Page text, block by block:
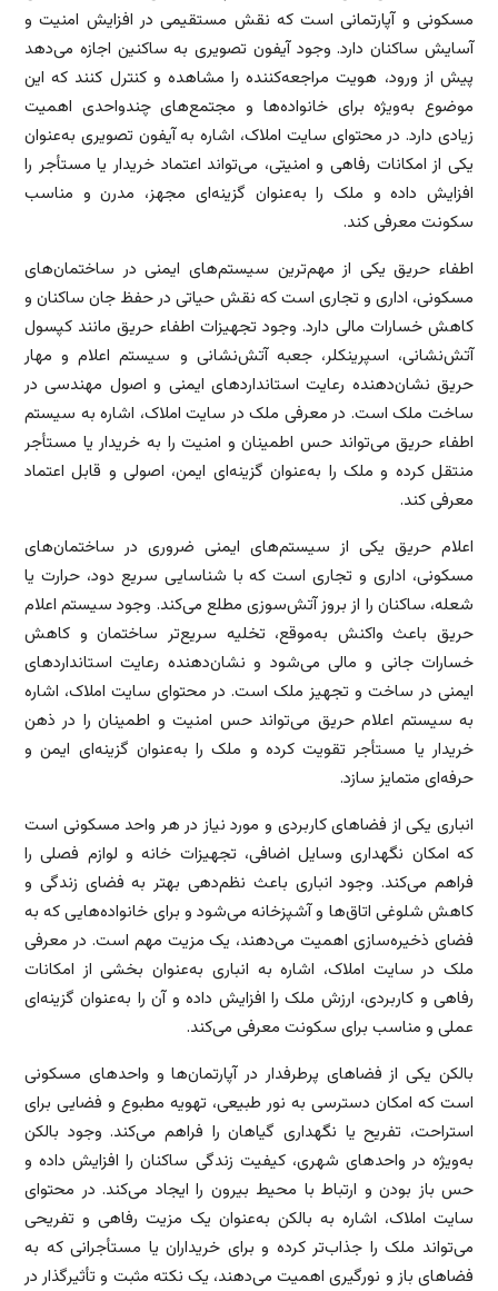
مسکونی و آپارتمانی است که نقش مستقیمی در افزایش امنیت و
آسایش ساکنان دارد. وجود آیفون تصویری به ساکنین اجازه می‌دهد
پیش از ورود، هویت مراجعه‌کننده را مشاهده و کنترل کنند که این
موضوع به‌ویژه برای خانواده‌ها و مجتمع‌های چندواحدی اهمیت
زیادی دارد. در محتوای سایت املاک، اشاره به آیفون تصویری به‌عنوان
یکی از امکانات رفاهی و امنیتی، می‌تواند اعتماد خریدار یا مستأجر را
افزایش داده و ملک را به‌عنوان گزینه‌ای مجهز، مدرن و مناسب
سکونت معرفی کند.
اطفاء حریق یکی از مهم‌ترین سیستم‌های ایمنی در ساختمان‌های
مسکونی، اداری و تجاری است که نقش حیاتی در حفظ جان ساکنان و
کاهش خسارات مالی دارد. وجود تجهیزات اطفاء حریق مانند کپسول
آتش‌نشانی، اسپرینکلر، جعبه آتش‌نشانی و سیستم اعلام و مهار
حریق نشان‌دهنده رعایت استانداردهای ایمنی و اصول مهندسی در
ساخت ملک است. در معرفی ملک در سایت املاک، اشاره به سیستم
اطفاء حریق می‌تواند حس اطمینان و امنیت را به خریدار یا مستأجر
منتقل کرده و ملک را به‌عنوان گزینه‌ای ایمن، اصولی و قابل اعتماد
معرفی کند.
اعلام حریق یکی از سیستم‌های ایمنی ضروری در ساختمان‌های
مسکونی، اداری و تجاری است که با شناسایی سریع دود، حرارت یا
شعله، ساکنان را از بروز آتش‌سوزی مطلع می‌کند. وجود سیستم اعلام
حریق باعث واکنش به‌موقع، تخلیه سریع‌تر ساختمان و کاهش
خسارات جانی و مالی می‌شود و نشان‌دهنده رعایت استانداردهای
ایمنی در ساخت و تجهیز ملک است. در محتوای سایت املاک، اشاره
به سیستم اعلام حریق می‌تواند حس امنیت و اطمینان را در ذهن
خریدار یا مستأجر تقویت کرده و ملک را به‌عنوان گزینه‌ای ایمن و
حرفه‌ای متمایز سازد.
انباری یکی از فضاهای کاربردی و مورد نیاز در هر واحد مسکونی است
که امکان نگهداری وسایل اضافی، تجهیزات خانه و لوازم فصلی را
فراهم می‌کند. وجود انباری باعث نظم‌دهی بهتر به فضای زندگی و
کاهش شلوغی اتاق‌ها و آشپزخانه می‌شود و برای خانواده‌هایی که به
فضای ذخیره‌سازی اهمیت می‌دهند، یک مزیت مهم است. در معرفی
ملک در سایت املاک، اشاره به انباری به‌عنوان بخشی از امکانات
رفاهی و کاربردی، ارزش ملک را افزایش داده و آن را به‌عنوان گزینه‌ای
عملی و مناسب برای سکونت معرفی می‌کند.
بالکن یکی از فضاهای پرطرفدار در آپارتمان‌ها و واحدهای مسکونی
است که امکان دسترسی به نور طبیعی، تهویه مطبوع و فضایی برای
استراحت، تفریح یا نگهداری گیاهان را فراهم می‌کند. وجود بالکن
به‌ویژه در واحدهای شهری، کیفیت زندگی ساکنان را افزایش داده و
حس باز بودن و ارتباط با محیط بیرون را ایجاد می‌کند. در محتوای
سایت املاک، اشاره به بالکن به‌عنوان یک مزیت رفاهی و تفریحی
می‌تواند ملک را جذاب‌تر کرده و برای خریداران یا مستأجرانی که به
فضاهای باز و نورگیری اهمیت می‌دهند، یک نکته مثبت و تأثیرگذار در